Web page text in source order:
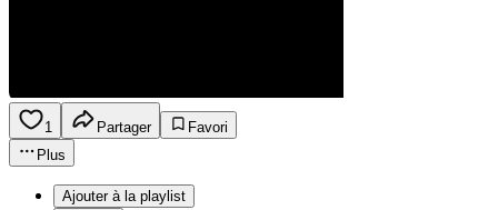
1 Partager
Favori
Plus
Ajouter à la playlist